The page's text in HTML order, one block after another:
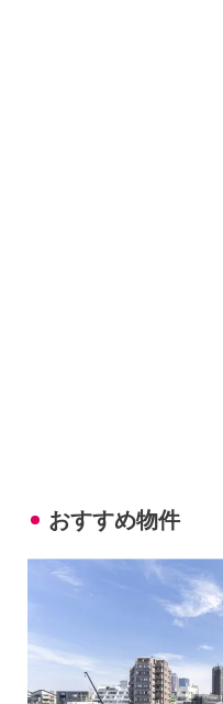
おすすめ物件